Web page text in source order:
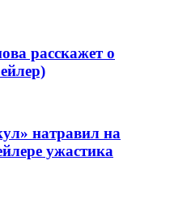
расскажет о
натравил на
ужастика